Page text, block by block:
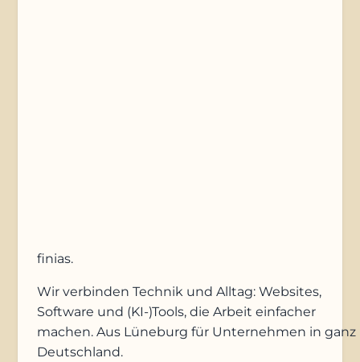
finias.
Wir verbinden Technik und Alltag: Websites,
Software und (KI-)Tools, die Arbeit einfacher
machen. Aus Lüneburg für Unternehmen in ganz
Deutschland.